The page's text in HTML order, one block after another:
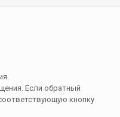
Если обратный
кнопку